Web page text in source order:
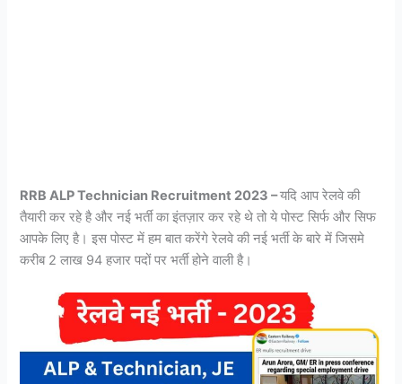
RRB ALP Technician Recruitment 2023 –यदि आप रेलवे की
तैयारी कर रहे है और नई भर्ती का इंतज़ार कर रहे थे तो ये पोस्ट सिर्फ और सिफ
आपके लिए है। इस पोस्ट में हम बात करेंगे रेलवे की नई भर्ती के बारे में जिसमे
करीब 2 लाख 94 हजार पदों पर भर्ती होने वाली है।